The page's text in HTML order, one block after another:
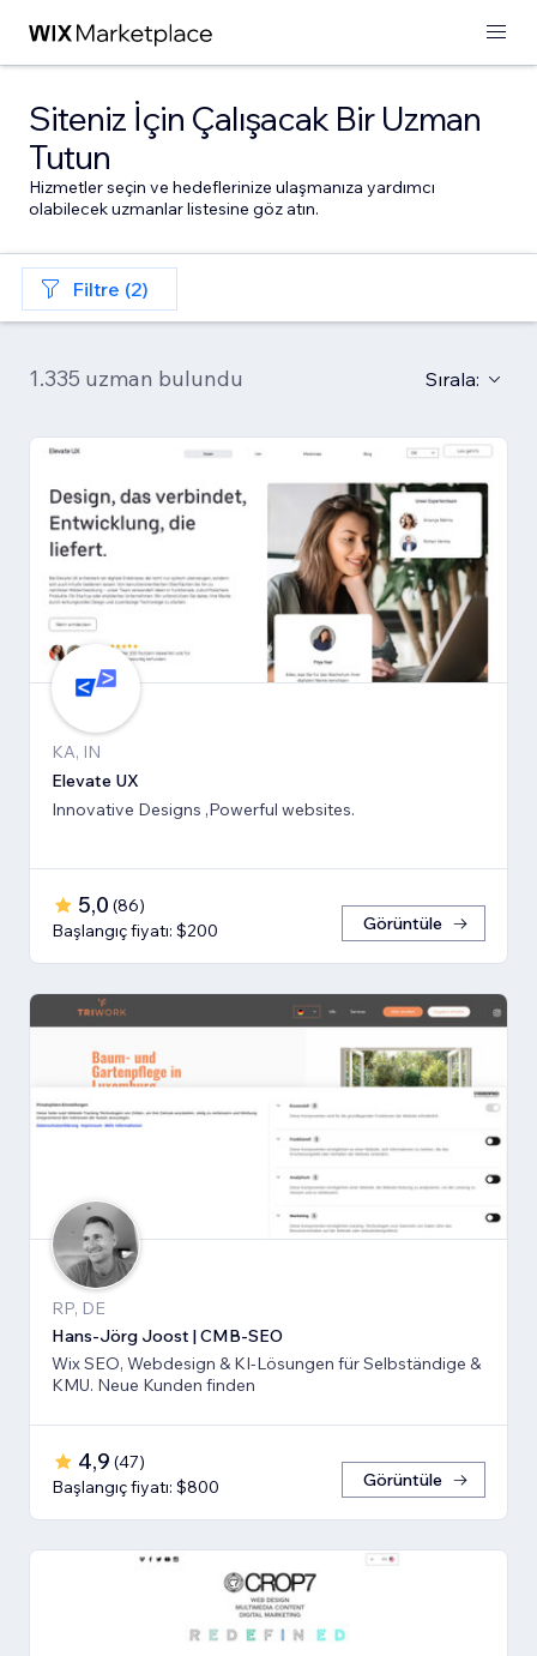
Siteniz İçin Çalışacak Bir Uzman
Tutun
Hizmetler seçin ve hedeflerinize ulaşmanıza yardımcı
olabilecek uzmanlar listesine göz atın.
Filtre (2)
1.335 uzman bulundu Sırala:
KA, IN
Elevate UX
Innovative Designs ,Powerful websites.
5,0 (86)
Başlangıç fiyatı: $200
Görüntüle
RP, DE
Hans-Jörg Joost | CMB-SEO
Wix SEO, Webdesign & KI-Lösungen für Selbständige &
KMU. Neue Kunden finden
4,9 (47)
Başlangıç fiyatı: $800
Görüntüle